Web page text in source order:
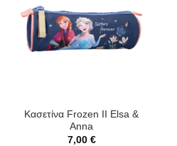
Κασετίνα Frozen II Εlsa &
Anna
7,00 €